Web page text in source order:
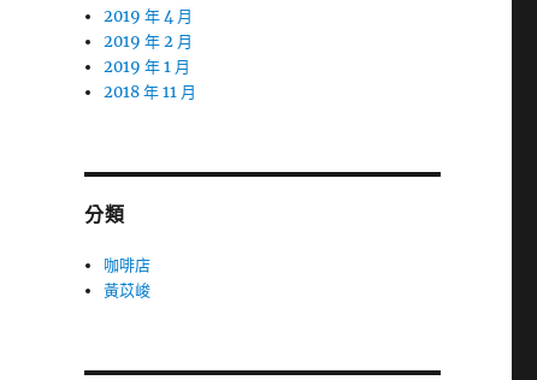
2019 年 4 月
2019 年 2 月
2019 年 1 月
2018 年 11 月
分類
咖啡店
黃苡峻